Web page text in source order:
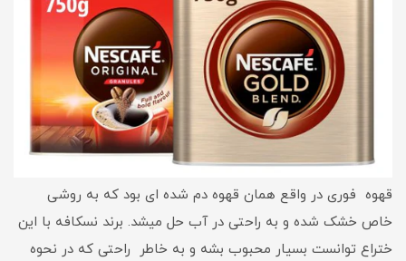
قهوه فوری در واقع همان قهوه دم شده ای بود که به روشی
خاص خشک شده و به راحتی در آب حل میشد. برند نسکافه با این
ختراع توانست بسیار محبوب بشه و به خاطر راحتی که در نحوه